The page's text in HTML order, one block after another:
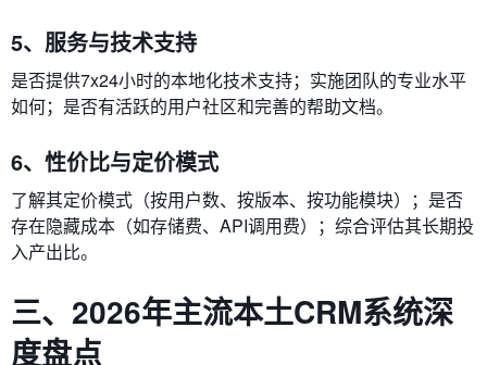
5、服务与技术支持
是否提供7x24小时的本地化技术支持；实施团队的专业水平
如何；是否有活跃的用户社区和完善的帮助文档。
6、性价比与定价模式
了解其定价模式（按用户数、按版本、按功能模块）；是否
存在隐藏成本（如存储费、API调用费）；综合评估其长期投
入产出比。
三、2026年主流本土CRM系统深
度盘点